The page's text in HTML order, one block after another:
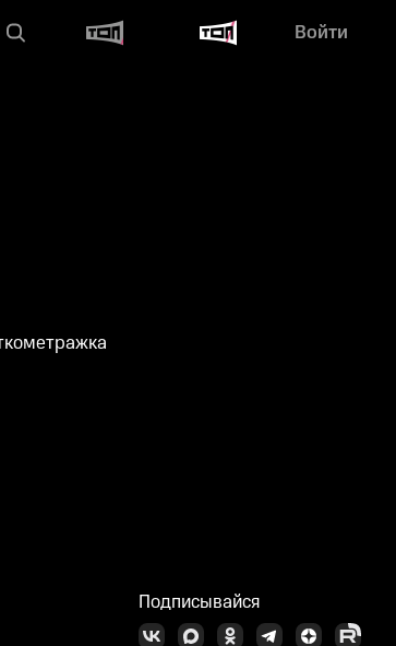
Войти
Подписывайся